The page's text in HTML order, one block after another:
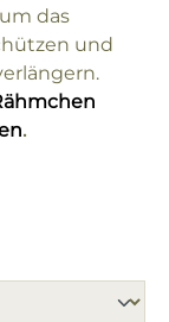
das
und
.